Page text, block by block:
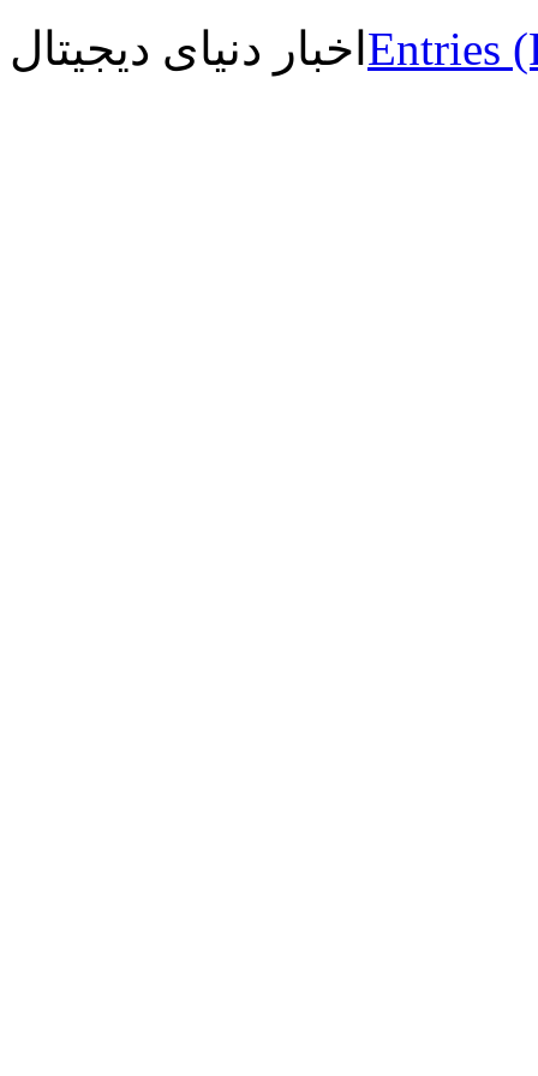
اخبار دنیای دیجیتال Entries